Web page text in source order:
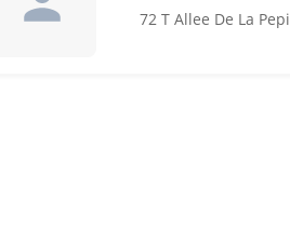
72 T Allee De La